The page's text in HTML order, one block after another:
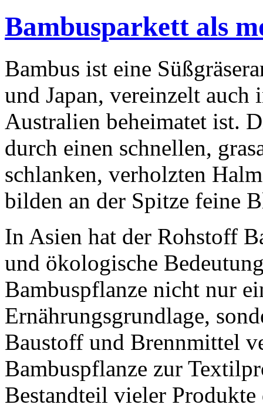
Bambusparkett als
Bambus ist eine
und Japan, vereinzelt
Australien beheimatet ist.
durch einen schnellen,
schlanken, verholzten
bilden an der Spitze feine
In Asien hat der Rohstoff
und ökologische
Bambuspflanze nicht nur
Ernährungsgrundlage,
Baustoff und Brennmittel
Bambuspflanze zur
Bestandteil vieler